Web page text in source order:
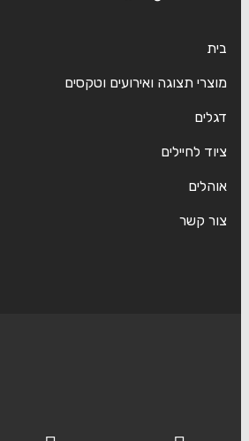
בית
מוצרי תצוגה ואירועים וטקסים
דגלים
ציוד לחיילים
אוהלים
צור קשר